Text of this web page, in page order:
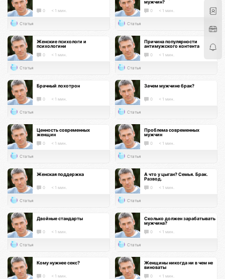
0 < 1 мин.
Статья
мужчин?
0 < 1 мин.
Статья
Женские психологи и
психологини
0 < 1 мин.
Статья
Причина популярности
антимужского контента
0 < 1 мин.
Статья
Брачный лохотрон
0 < 1 мин.
Статья
Зачем мужчине брак?
0 < 1 мин.
Статья
Ценность современных
женщин
0 < 1 мин.
Статья
Проблема современных
мужчин
0 < 1 мин.
Статья
Женская поддержка
0 < 1 мин.
Статья
А что у цыган? Семья. Брак.
Развод.
0 < 1 мин.
Статья
Двойные стандарты
0 < 1 мин.
Статья
Сколько должен зарабатывать
мужчина?
0 < 1 мин.
Статья
Кому нужнее секс?
0 < 1 мин.
Женщины никогда ни в чем не
виноваты
0 < 1 мин.